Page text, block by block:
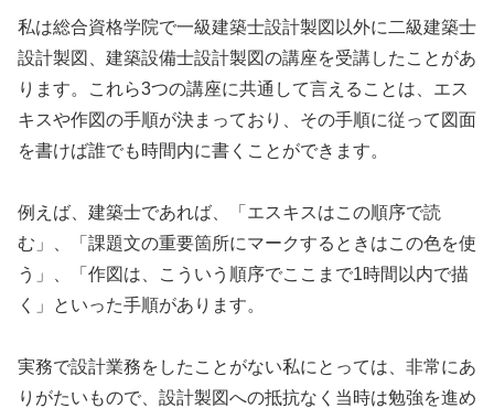
私は総合資格学院で一級建築士設計製図以外に二級建築士
設計製図、建築設備士設計製図の講座を受講したことがあ
ります。これら3つの講座に共通して言えることは、エス
キスや作図の手順が決まっており、その手順に従って図面
を書けば誰でも時間内に書くことができます。
例えば、建築士であれば、「エスキスはこの順序で読
む」、「課題文の重要箇所にマークするときはこの色を使
う」、「作図は、こういう順序でここまで1時間以内で描
く」といった手順があります。
実務で設計業務をしたことがない私にとっては、非常にあ
りがたいもので、設計製図への抵抗なく当時は勉強を進め